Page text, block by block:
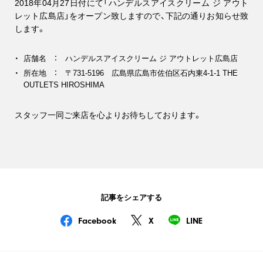
2018年04月27日付にて「ハンデルスアイスクリーム ジ アウト
レット広島店」をオープン致しますので、下記の通りお知らせ致
します。
店舗名 ： ハンデルスアイスクリーム ジ アウトレット広島店
所在地 ： 〒731-5196 広島県広島市佐伯区石内東4-1-1 THE
OUTLETS HIROSHIMA
スタッフ一同ご来店を心よりお待ちしております。
記事をシェアする
Facebook X LINE